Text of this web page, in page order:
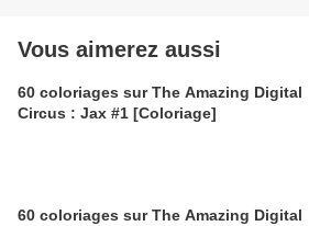
Vous aimerez aussi
60 coloriages sur The Amazing Digital
Circus : Jax #1 [Coloriage]
60 coloriages sur The Amazing Digital